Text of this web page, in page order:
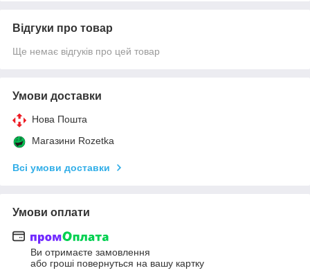
Відгуки про товар
Ще немає відгуків про цей товар
Умови доставки
Нова Пошта
Магазини Rozetka
Всі умови доставки
Умови оплати
Ви отримаєте замовлення
або гроші повернуться на вашу картку